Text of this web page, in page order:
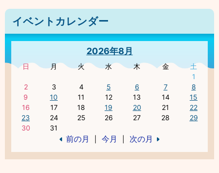
イベントカレンダー
2026年8月
日 月 火 水 木 金
土
1
2
3 4 5 6 7
8
9
10 11 12 13 14
15
16
17 18 19 20 21
22
23
24 25 26 27 28
29
30
31
前の月 今月 次の月